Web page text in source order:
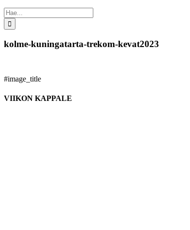
Etsi
...
kolme-kuningatarta-trekom-kevat2023
#image_title
VIIKON KAPPALE